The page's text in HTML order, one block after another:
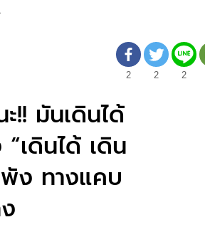
2
2 2
!! มันเดินได้
เดินได้ เดิน
ง ทางแคบ